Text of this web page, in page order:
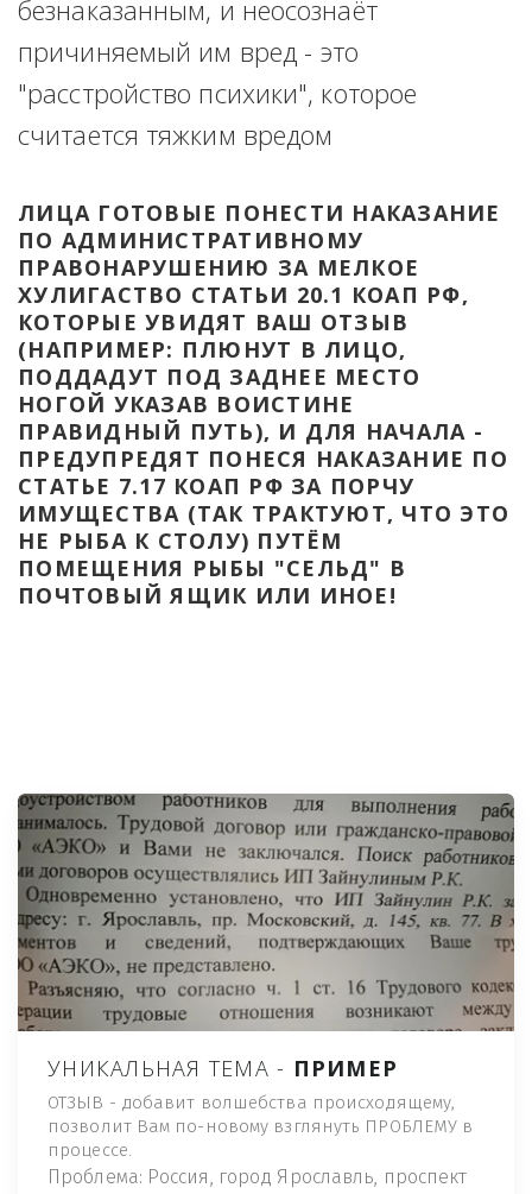
безнаказанным, и неосознаёт
причиняемый им вред - это
"расстройство психики", которое
считается тяжким вредом
ЛИЦА ГОТОВЫЕ ПОНЕСТИ НАКАЗАНИЕ
ПО АДМИНИСТРАТИВНОМУ
ПРАВОНАРУШЕНИЮ ЗА МЕЛКОЕ
ХУЛИГАСТВО СТАТЬИ 20.1 КОАП РФ,
КОТОРЫЕ УВИДЯТ ВАШ ОТЗЫВ
(НАПРИМЕР: ПЛЮНУТ В ЛИЦО,
ПОДДАДУТ ПОД ЗАДНЕЕ МЕСТО
НОГОЙ УКАЗАВ ВОИСТИНЕ
ПРАВИДНЫЙ ПУТЬ), И ДЛЯ НАЧАЛА -
ПРЕДУПРЕДЯТ ПОНЕСЯ НАКАЗАНИЕ ПО
СТАТЬЕ 7.17 КОАП РФ ЗА ПОРЧУ
ИМУЩЕСТВА (ТАК ТРАКТУЮТ, ЧТО ЭТО
НЕ РЫБА К СТОЛУ) ПУТЁМ
ПОМЕЩЕНИЯ РЫБЫ "СЕЛЬД" В
ПОЧТОВЫЙ ЯЩИК ИЛИ ИНОЕ!
УНИКАЛЬНАЯ ТЕМА - ПРИМЕР
ОТЗЫВ - добавит волшебства происходящему,
позволит Вам по-новому взглянуть ПРОБЛЕМУ в
процессе.
Проблема: Россия, город Ярославль, проспект